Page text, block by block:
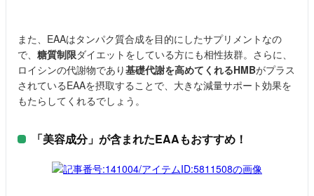
また、EAAはタンパク質合成を目的にしたサプリメントなの
で、 糖質制限ダイエットをしている方にも相性抜群。さらに、
ロイシンの代謝物であり基礎代謝を高めてくれるHMBがプラス
されているEAAを摂取することで、大きな減量サポート効果を
もたらしてくれるでしょう。
「美容成分」が含まれたEAAもおすすめ！